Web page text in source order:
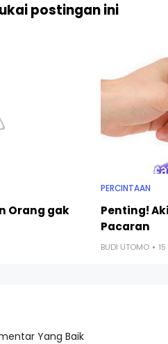
postingan ini
Orang gak
PERCINTAAN
Penting!
Pacaran
BUDI UTOMO
Yang Baik